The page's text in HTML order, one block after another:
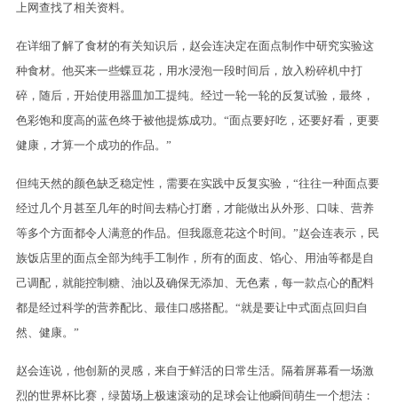
上网查找了相关资料。
在详细了解了食材的有关知识后，赵会连决定在面点制作中研究实验这
种食材。他买来一些蝶豆花，用水浸泡一段时间后，放入粉碎机中打
碎，随后，开始使用器皿加工提纯。经过一轮一轮的反复试验，最终，
色彩饱和度高的蓝色终于被他提炼成功。“面点要好吃，还要好看，更要
健康，才算一个成功的作品。”
但纯天然的颜色缺乏稳定性，需要在实践中反复实验，“往往一种面点要
经过几个月甚至几年的时间去精心打磨，才能做出从外形、口味、营养
等多个方面都令人满意的作品。但我愿意花这个时间。”赵会连表示，民
族饭店里的面点全部为纯手工制作，所有的面皮、馅心、用油等都是自
己调配，就能控制糖、油以及确保无添加、无色素，每一款点心的配料
都是经过科学的营养配比、最佳口感搭配。“就是要让中式面点回归自
然、健康。”
赵会连说，他创新的灵感，来自于鲜活的日常生活。隔着屏幕看一场激
烈的世界杯比赛，绿茵场上极速滚动的足球会让他瞬间萌生一个想法：